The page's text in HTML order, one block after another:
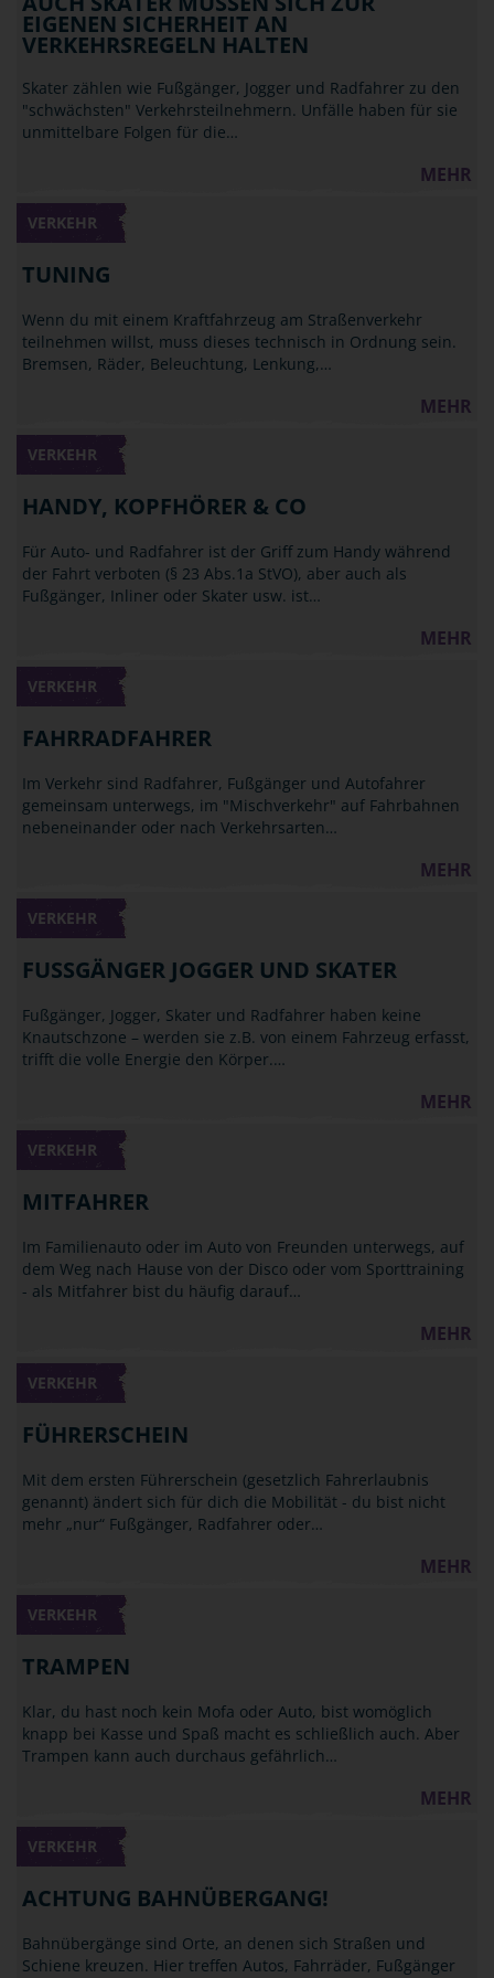
EIGENEN SICHERHEIT AN
VERKEHRSREGELN HALTEN
Skater zählen wie Fußgänger, Jogger und Radfahrer zu den
"schwächsten" Verkehrsteilnehmern. Unfälle haben für sie
unmittelbare Folgen für die…
MEHR
VERKEHR
TUNING
Wenn du mit einem Kraftfahrzeug am Straßenverkehr
teilnehmen willst, muss dieses technisch in Ordnung sein.
Bremsen, Räder, Beleuchtung, Lenkung,…
MEHR
VERKEHR
HANDY, KOPFHÖRER & CO
Für Auto- und Radfahrer ist der Griff zum Handy während
der Fahrt verboten (§ 23 Abs.1a StVO), aber auch als
Fußgänger, Inliner oder Skater usw. ist…
MEHR
VERKEHR
FAHRRADFAHRER
Im Verkehr sind Radfahrer, Fußgänger und Autofahrer
gemeinsam unterwegs, im "Mischverkehr" auf Fahrbahnen
nebeneinander oder nach Verkehrsarten…
MEHR
VERKEHR
FUSSGÄNGER JOGGER UND SKATER
Fußgänger, Jogger, Skater und Radfahrer haben keine
Knautschzone – werden sie z.B. von einem Fahrzeug erfasst,
trifft die volle Energie den Körper.…
MEHR
VERKEHR
MITFAHRER
Im Familienauto oder im Auto von Freunden unterwegs, auf
dem Weg nach Hause von der Disco oder vom Sporttraining
- als Mitfahrer bist du häufig darauf…
MEHR
VERKEHR
FÜHRERSCHEIN
Mit dem ersten Führerschein (gesetzlich Fahrerlaubnis
genannt) ändert sich für dich die Mobilität - du bist nicht
mehr „nur“ Fußgänger, Radfahrer oder…
MEHR
VERKEHR
TRAMPEN
Klar, du hast noch kein Mofa oder Auto, bist womöglich
knapp bei Kasse und Spaß macht es schließlich auch. Aber
Trampen kann auch durchaus gefährlich…
MEHR
VERKEHR
ACHTUNG BAHNÜBERGANG!
Bahnübergänge sind Orte, an denen sich Straßen und
Schiene kreuzen. Hier treffen Autos, Fahrräder, Fußgänger